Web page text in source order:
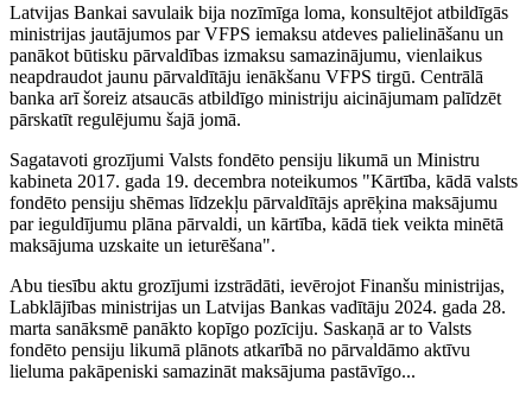
Latvijas Bankai savulaik bija nozīmīga loma, konsultējot atbildīgās
ministrijas jautājumos par VFPS iemaksu atdeves palielināšanu un
panākot būtisku pārvaldības izmaksu samazinājumu, vienlaikus
neapdraudot jaunu pārvaldītāju ienākšanu VFPS tirgū. Centrālā
banka arī šoreiz atsaucās atbildīgo ministriju aicinājumam palīdzēt
pārskatīt regulējumu šajā jomā.
Sagatavoti grozījumi Valsts fondēto pensiju likumā un Ministru
kabineta 2017. gada 19. decembra noteikumos "Kārtība, kādā valsts
fondēto pensiju shēmas līdzekļu pārvaldītājs aprēķina maksājumu
par ieguldījumu plāna pārvaldi, un kārtība, kādā tiek veikta minētā
maksājuma uzskaite un ieturēšana".
Abu tiesību aktu grozījumi izstrādāti, ievērojot Finanšu ministrijas,
Labklājības ministrijas un Latvijas Bankas vadītāju 2024. gada 28.
marta sanāksmē panākto kopīgo pozīciju. Saskaņā ar to Valsts
fondēto pensiju likumā plānots atkarībā no pārvaldāmo aktīvu
lieluma pakāpeniski samazināt maksājuma pastāvīgo...